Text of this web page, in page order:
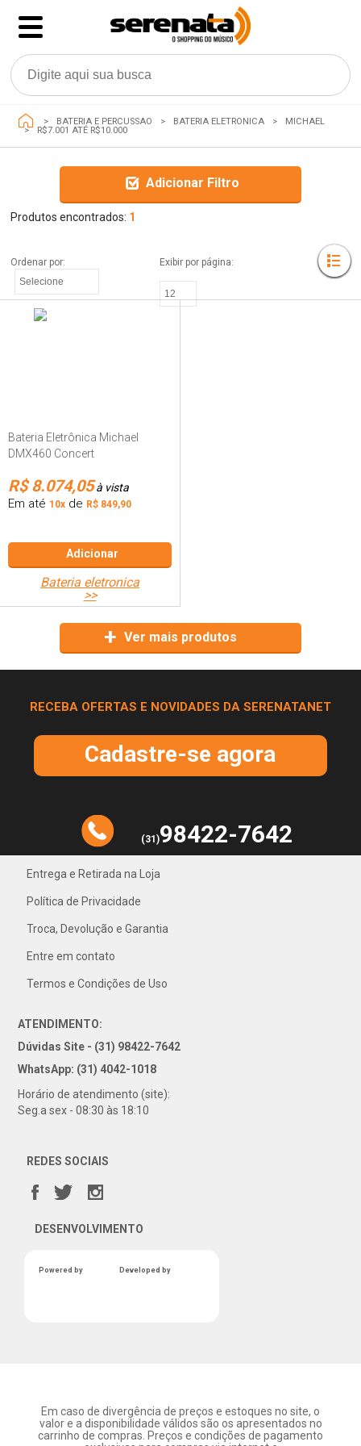
BATERIA E PERCUSSAO BATERIA ELETRONICA
MICHAEL
R$7.001 ATÉ R$10.000
Adicionar Filtro
Produtos encontrados: 1
Ordenar por:
Bateria Eletrônica Michael
DMX460 Concert
R$ 8.074,05à vista
Em até 10x de R$ 849,90
Adicionar
bateria eletronica
>>
Ver mais produtos
RECEBA OFERTAS E NOVIDADES DA SERENATANET
Cadastre-se agora
(31)98422-7642
4042-1018
Entrega e Retirada na Loja
Política de Privacidade
Troca, Devolução e Garantia
Entre em contato
Termos e Condições de Uso
ATENDIMENTO:
Dúvidas Site - (31) 98422-7642
WhatsApp: (31) 4042-1018
Horário de atendimento (site):
Seg.a sex - 08:30 às 18:10
REDES SOCIAIS
DESENVOLVIMENTO
Powered by Developed by
Em caso de divergência de preços e estoques no site, o
valor e a disponibilidade válidos são os apresentados no
carrinho de compras. Preços e condições de pagamento